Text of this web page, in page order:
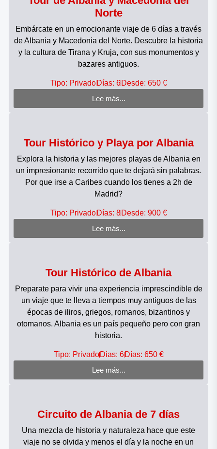
Norte
Embárcate en un emocionante viaje de 6 días a través
de Albania y Macedonia del Norte. Descubre la historia
y la cultura de Tirana y Kruja, con sus monumentos y
bazares antiguos.
Tipo: PrivadoDías: 6Desde: 650 €
Lee más...
Tour Histórico y Playa por Albania
Explora la historia y las mejores playas de Albania en
un impresionante recorrido que te dejará sin palabras.
Por que irse a Caribes cuando los tienes a 2h de
Madrid?
Tipo: PrivadoDías: 8Desde: 900 €
Lee más...
Tour Histórico de Albania
Preparate para vivir una experiencia imprescindible de
un viaje que te lleva a tiempos muy antiguos de las
épocas de iliros, griegos, romanos, bizantinos y
otomanos. Albania es un país pequeño pero con gran
historia.
Tipo: PrivadoDias: 6Días: 650 €
Lee más...
Circuito de Albania de 7 días
Una mezcla de historia y naturaleza hace que este
viaje no se olvida y menos el día y la noche en un